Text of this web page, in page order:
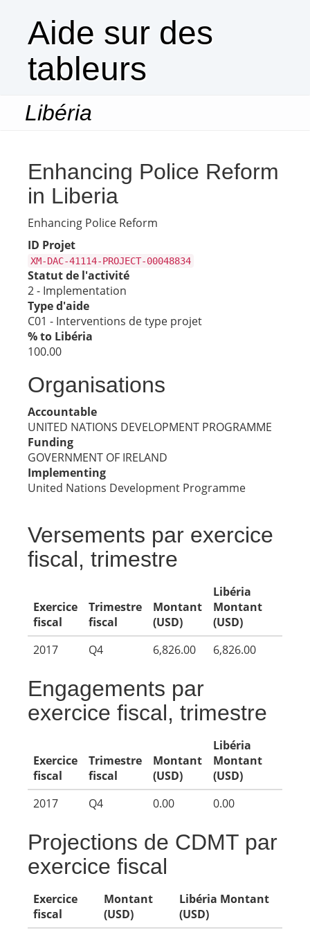
Aide sur des
tableurs
Libéria
Enhancing Police Reform
in Liberia
Enhancing Police Reform
ID Projet
XM-DAC-41114-PROJECT-00048834
Statut de l'activité
2 - Implementation
Type d'aide
C01 - Interventions de type projet
% to Libéria
100.00
Organisations
Accountable
UNITED NATIONS DEVELOPMENT PROGRAMME
Funding
GOVERNMENT OF IRELAND
Implementing
United Nations Development Programme
Versements par exercice
fiscal, trimestre
Exercice
fiscal
Trimestre
fiscal
Montant
(USD)
Libéria
Montant
(USD)
2017
Q4 6,826.00 6,826.00
Engagements par
exercice fiscal, trimestre
Exercice
fiscal
Trimestre
fiscal
Montant
(USD)
Libéria
Montant
(USD)
2017
Q4 0.00 0.00
Projections de CDMT par
exercice fiscal
Exercice
fiscal
Montant
(USD)
Libéria Montant
(USD)